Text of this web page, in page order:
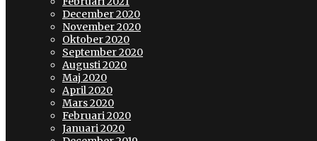
December 2020
November 2020
Oktober 2020
September 2020
Augusti 2020
Maj 2020
April 2020
Mars 2020
Februari 2020
Januari 2020